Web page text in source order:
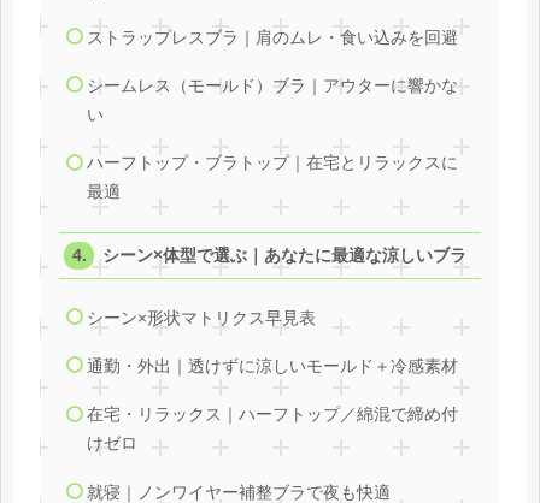
ストラップレスブラ｜肩のムレ・食い込みを回避
シームレス（モールド）ブラ｜アウターに響かな
い
ハーフトップ・ブラトップ｜在宅とリラックスに
最適
シーン×体型で選ぶ｜あなたに最適な涼しいブラ
シーン×形状マトリクス早見表
通勤・外出｜透けずに涼しいモールド＋冷感素材
在宅・リラックス｜ハーフトップ／綿混で締め付
けゼロ
就寝｜ノンワイヤー補整ブラで夜も快適